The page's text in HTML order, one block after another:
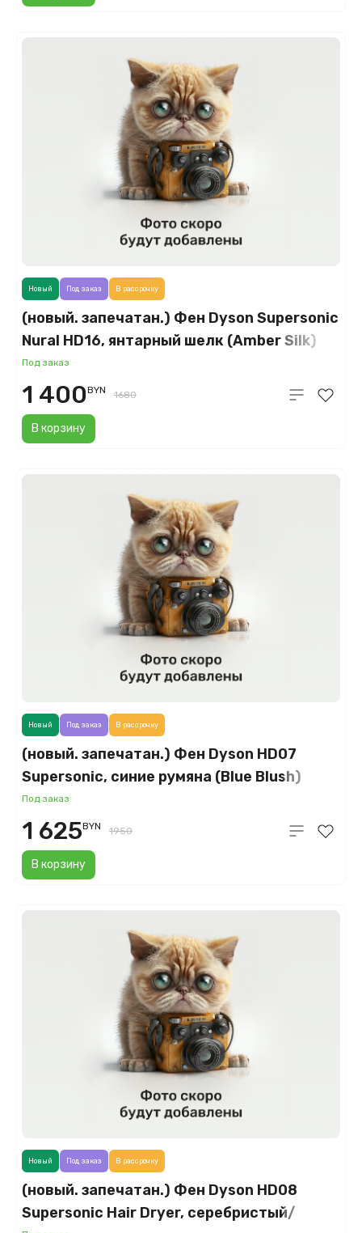
(новый. запечатан.) Фен Dyson Supersonic
Nural HD16, янтарный шелк (Amber Silk)
Под заказ
В корзину
Новый Под заказ В рассрочку
1 400BYN 1680
(новый. запечатан.) Фен Dyson HD07
Supersonic, синие румяна (Blue Blush)
Под заказ
В корзину
Новый Под заказ В рассрочку
1 625BYN 1950
(новый. запечатан.) Фен Dyson HD08
Supersonic Hair Dryer, серебристый/
Новый Под заказ В рассрочку